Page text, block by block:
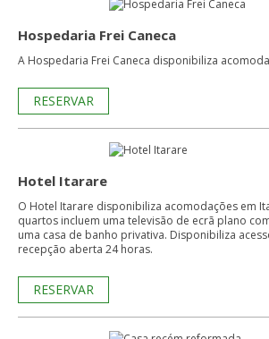
Hospedaria Frei Caneca
A Hospedaria Frei Caneca disponibiliza
RESERVAR
Hotel Itarare
O Hotel Itarare disponibiliza acomodações em
quartos incluem uma televisão de ecrã plano
uma casa de banho privativa. Disponibiliza
recepção aberta 24 horas.
RESERVAR